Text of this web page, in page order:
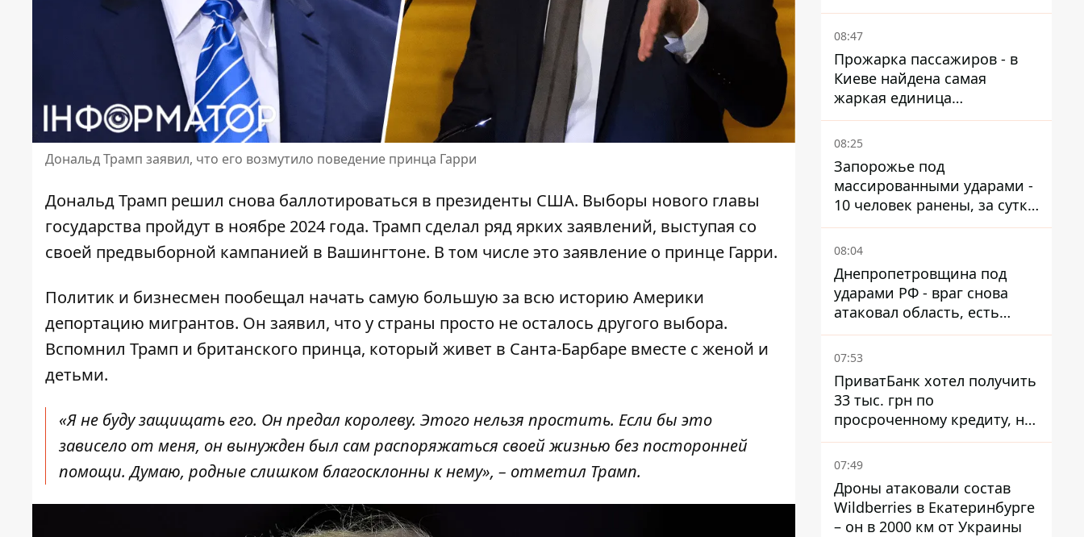
Дональд Трамп заявил, что его возмутило поведение принца Гарри
Дональд Трамп решил снова баллотироваться в президенты США. Выборы нового главы
государства пройдут в ноябре 2024 года. Трамп сделал ряд ярких заявлений, выступая со
своей предвыборной кампанией в Вашингтоне. В том числе это заявление о принце Гарри.
Политик и бизнесмен пообещал начать самую большую за всю историю Америки
депортацию мигрантов. Он заявил, что у страны просто не осталось другого выбора.
Вспомнил Трамп и британского принца, который живет в Санта-Барбаре вместе с женой и
детьми.
«Я не буду защищать его. Он предал королеву. Этого нельзя простить. Если бы это
зависело от меня, он вынужден был сам распоряжаться своей жизнью без посторонней
помощи. Думаю, родные слишком благосклонны к нему», – отметил Трамп.
от атак
08:47
Прожарка пассажиров - в
Киеве найдена самая
жаркая единица
общественного транспорта
08:25
Запорожье под
массированными ударами -
10 человек ранены, за сутки
тысячи атак
08:04
Днепропетровщина под
ударами РФ - враг снова
атаковал область, есть
разрушения и пожары
07:53
ПриватБанк хотел получить
33 тыс. грн по
просроченному кредиту, но
суд взыскал с должницы
только 22 тыс. грн
07:49
Дроны атаковали состав
Wildberries в Екатеринбурге
– он в 2000 км от Украины